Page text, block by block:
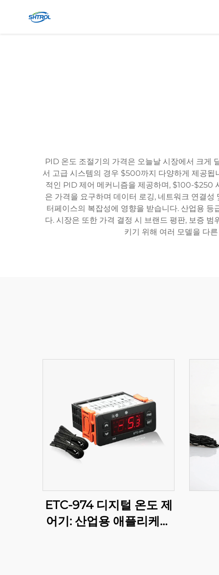
PID 온도 조절기의 가격은 오늘날 시장에서 크게
서 고급 시스템의 경우 $500까지 다양하게 제공됩
적인 PID 제어 메커니즘을 제공하며, $100-$250
은 가격을 요구하며 데이터 로깅, 네트워크 연결
터페이스의 복잡성에 영향을 받습니다. 산업용
다. 시장은 또한 가격 결정 시 브랜드 평판, 보증
키기 위해 여러 모델을 다
ETC-974 디지털 온도 제
어기: 산업용 애플리케이